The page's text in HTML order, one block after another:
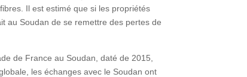
Il est estimé que si les propriétés
au Soudan de se remettre des pertes de
de France au Soudan, daté de 2015,
les échanges avec le Soudan ont